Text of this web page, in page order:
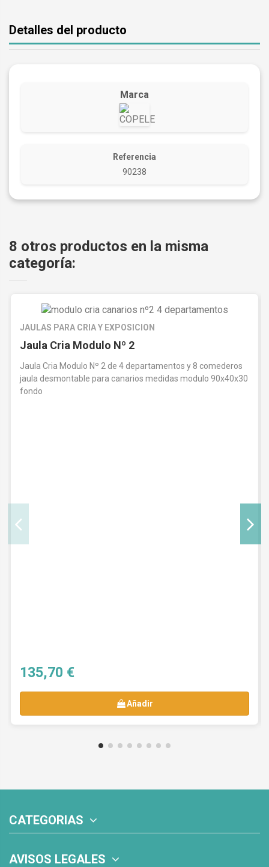
Detalles del producto
Marca
Referencia
90238
8 otros productos en la misma
categoría:
comederos
90x40x30
CATEGORIAS
AVISOS LEGALES